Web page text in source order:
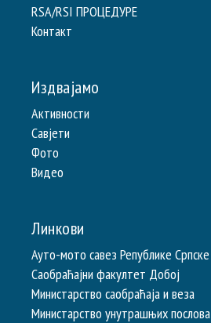
RSA/RSI ПРОЦЕДУРЕ
Контакт
Издвајамо
Активности
Савјети
Фото
Видео
Линкови
Ауто-мото савез Републике Српске
Саобраћајни факултет Добој
Министарство саобраћаја и веза
Министарство унутрашњих послова